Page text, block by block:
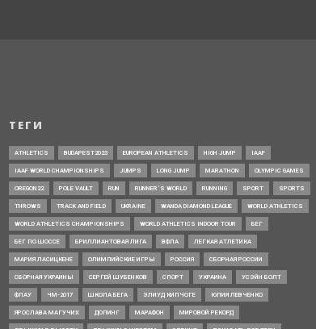
ТЕГИ
ATHLETICS BUDAPEST2023 EUROPEAN ATHLETICS HIGH JUMP IAAF
IAAF WORLD CHAMPIONSHIPS JUMPS LONG JUMP MARATHON OLYMPIC GAMES
OREGON22 POLE VAULT RUN RUNNER’S WORLD RUNNING SPORT SPORTS
THROWS TRACK AND FIELD UKRAINE WANDA DIAMOND LEAGUE WORLD ATHLETICS
WORLD ATHLETICS CHAMPIONSHIPS WORLD ATHLETICS INDOOR TOUR БЕГ
БЕГ ПО ШОССЕ БРИЛЛИАНТОВАЯ ЛИГА ВФЛА ЛЕГКАЯ АТЛЕТИКА
МАРИЯ ЛАСИЦКЕНЕ ОЛИМПИЙСКИЕ ИГРЫ РОССИЯ СБОРНАЯ РОССИИ
СБОРНАЯ УКРАИНЫ СЕРГЕЙ ШУБЕНКОВ СПОРТ УКРАИНА УСЭЙН БОЛТ
ФЛАУ ЧМ-2017 ШКОЛА БЕГА ЭЛИУД КИПЧОГЕ ЮЛИЯ ЛЕВЧЕНКО
ЯРОСЛАВА МАГУЧИХ ДОПИНГ МАРАФОН МИРОВОЙ РЕКОРД